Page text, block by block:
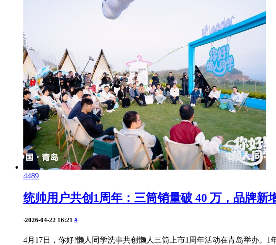
4489
统帅用户共创1周年：三筒销量破 40 万，品牌新
·2026-04-22 16:21 #
4月17日，你好!懒人同学洗事共创懒人三筒上市1周年活动在青岛举办。